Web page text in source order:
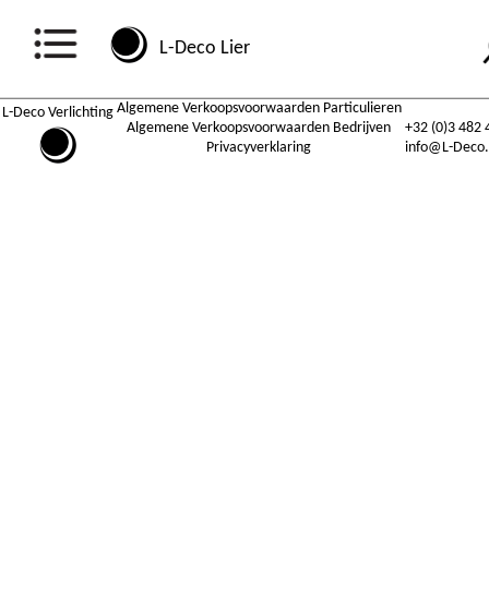
L-Deco Lier
L-Deco Verlichting Algemene Verkoopsvoorwaarden Particulieren
Algemene Verkoopsvoorwaarden Bedrijven
Privacyverklaring
+32 (0)3 482
info@L-